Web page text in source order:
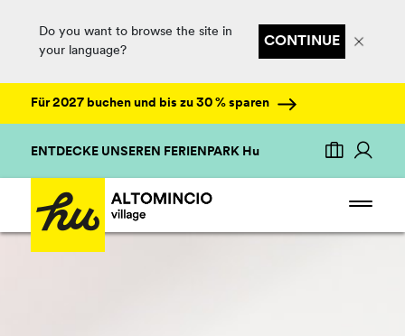
Do you want to browse the site in
your language?
CONTINUE
Für 2027 buchen und bis zu 30 % sparen
ENTDECKE UNSEREN FERIENPARK Hu